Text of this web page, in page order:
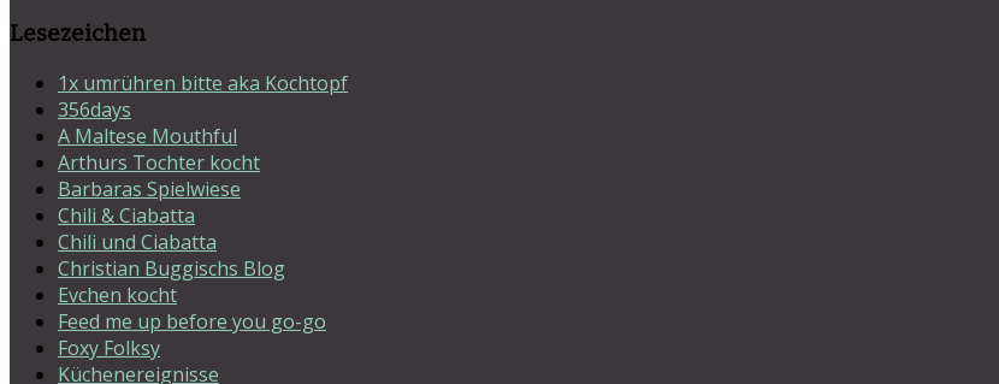
Lesezeichen
1x umrühren bitte aka Kochtopf
356days
A Maltese Mouthful
Arthurs Tochter kocht
Barbaras Spielwiese
Chili & Ciabatta
Chili und Ciabatta
Christian Buggischs Blog
Evchen kocht
Feed me up before you go-go
Foxy Folksy
Küchenereignisse